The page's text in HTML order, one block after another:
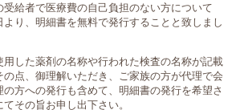
給者で医療費の自己負担のない方について
より、明細書を無料で発行することと致しまし
した薬剤の名称や行われた検査の名称が記載
点、御理解いただき、ご家族の方が代理で会
方への発行も含めて、明細書の発行を希望さ
その旨お申し出下さい。